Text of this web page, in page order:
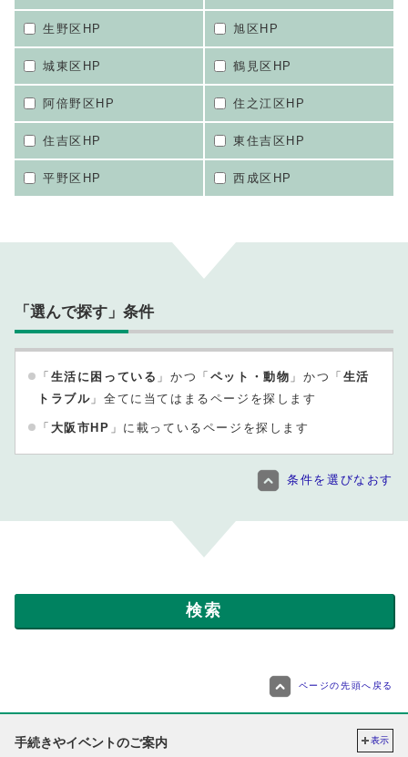
生野区HP 旭区HP
城東区HP 鶴見区HP
阿倍野区HP 住之江区HP
住吉区HP 東住吉区HP
平野区HP 西成区HP
「選んで探す」条件
「 生活に困っている 」かつ「 ペット・動物 」かつ「 生活
トラブル 」全てに当てはまるページを探します
「 大阪市HP 」に載っているページを探します
条件を選びなおす
ページの先頭へ戻る
手続きやイベントのご案内 表示